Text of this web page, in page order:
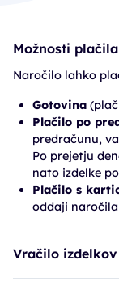
Možnosti plačila
Naročilo lahko
Gotovina
Plačilo po
predračunu,
Po prejetju
nato izdelke
Plačilo s
oddaji
Vračilo